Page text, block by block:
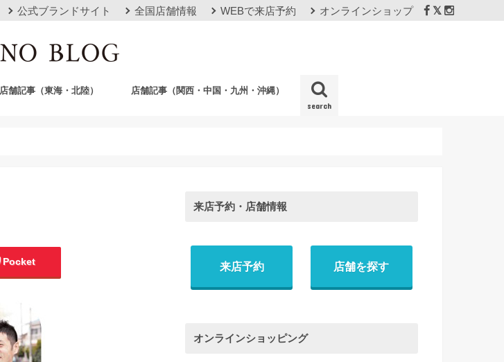
公式ブランドサイト 全国店舗情報 WEBで来店予約 オンラインショップ
search
店舗記事（東海・北陸） 店舗記事（関西・中国・九州・沖縄）
Pocket
来店予約・店舗情報
来店予約 店舗を探す
オンラインショッピング